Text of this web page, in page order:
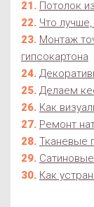
Потолок
Что
Монтаж
гипсокартона
Делаем
Как
Ремонт
Тканевые
Как